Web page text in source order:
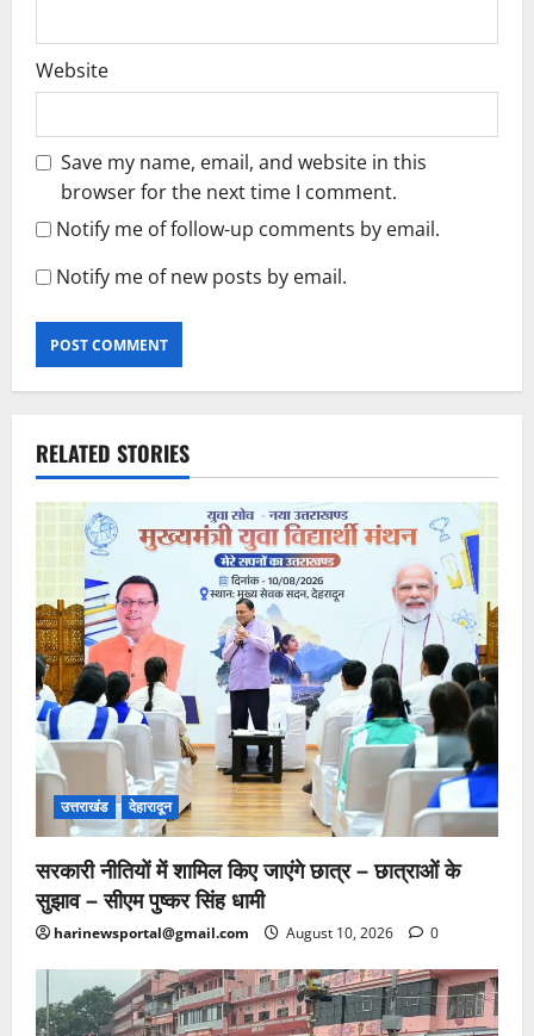
Website
Save my name, email, and website in this
browser for the next time I comment.
Notify me of follow-up comments by email.
Notify me of new posts by email.
RELATED STORIES
उत्तराखंड देहारादून
सरकारी नीतियों में शामिल किए जाएंगे छात्र – छात्राओं के
सुझाव – सीएम पुष्कर सिंह धामी
harinewsportal@gmail.com August 10, 2026 0